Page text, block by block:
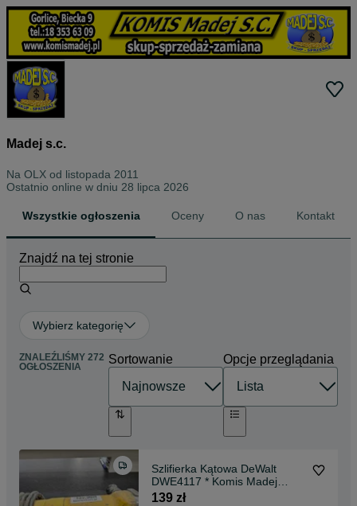
Madej s.c.
Na OLX od listopada 2011
Ostatnio online w dniu 28 lipca 2026
Wszystkie ogłoszenia Oceny O nas Kontakt
Znajdź na tej stronie
Wybierz kategorię
ZNALEŹLIŚMY 272
OGŁOSZENIA
Sortowanie Opcje przeglądania
Szlifierka Kątowa DeWalt
DWE4117 * Komis Madej
Gorlice
139 zł